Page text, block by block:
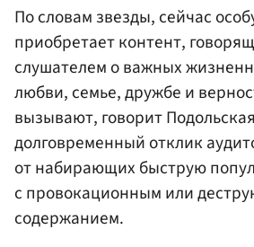
По словам звезды, сейчас
приобретает контент,
слушателем о важных
любви, семье, дружбе и
вызывают, говорит
долговременный отклик
от набирающих быструю
с провокационным или
содержанием.